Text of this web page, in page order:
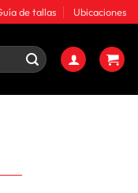
de tallas Ubicaciones